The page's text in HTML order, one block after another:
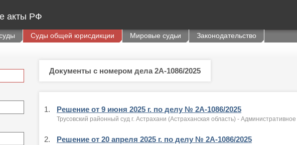
акты РФ
Суды общей юрисдикции Мировые судьи Законодательство
Документы с номером дела 2А-1086/2025
1. Решение от 9 июня 2025 г. по делу № 2А-1086/2025
Трусовский районный суд г. Астрахани (Астраханская область) - Административное
2. Решение от 20 апреля 2025 г. по делу № 2А-1086/2025